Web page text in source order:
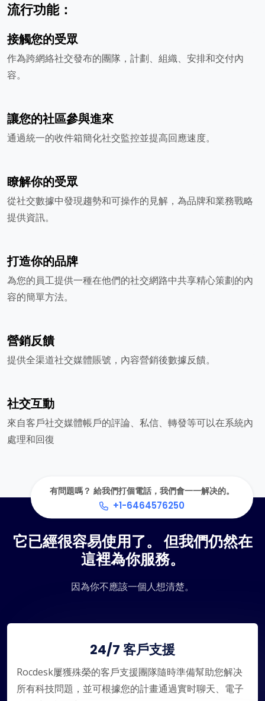
流行功能：
接觸您的受眾
作為跨網絡社交發布的團隊，計劃、組織、安排和交付內
容。
讓您的社區參與進來
通過統一的收件箱簡化社交監控並提高回應速度。
瞭解你的受眾
從社交數據中發現趨勢和可操作的見解，為品牌和業務戰略
提供資訊。
打造你的品牌
為您的員工提供一種在他們的社交網路中共享精心策劃的內
容的簡單方法。
營銷反饋
提供全渠道社交媒體賬號，內容營銷後數據反饋。
社交互動
來自客戶社交媒體帳戶的評論、私信、轉發等可以在系統內
處理和回復
有問題嗎？ 給我們打個電話，我們會一一解决的。
+1-6464576250
它已經很容易使用了。 但我們仍然在
這裡為你服務。
因為你不應該一個人想清楚。
24/7 客戶支援
Rocdesk屢獲殊榮的客戶支援團隊隨時準備幫助您解决
所有科技問題，並可根據您的計畫通過實时聊天、電子